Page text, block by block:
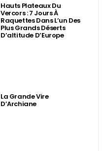
Hauts Plateaux Du
Vercors : 7 Jours À
Raquettes Dans L’un Des
Plus Grands Déserts
D’altitude D’Europe
La Grande Vire
D’Archiane